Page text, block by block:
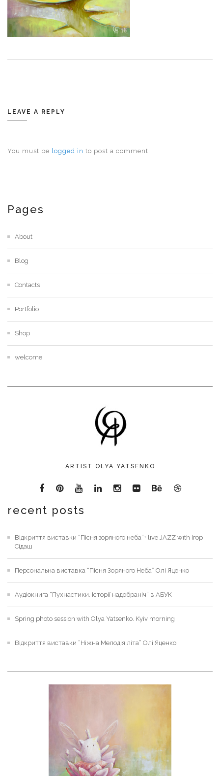
LEAVE A REPLY
You must be logged in to post a comment.
Pages
About
Blog
Contacts
Portfolio
Shop
welcome
ARTIST OLYA YATSENKO
recent posts
Відкриття виставки “Пісня зоряного неба”+ live JAZZ with Ігор
Сідаш
Персональна виставка “Пісня Зоряного Неба” Олі Яценко
Аудіокнига “Пухнастики. Історії надобраніч” в АБУК
Spring photo session with Olya Yatsenko. Kyiv morning
Відкриття виставки “Ніжна Мелодія літа” Олі Яценко